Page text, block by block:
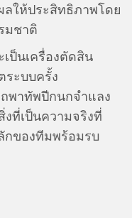
ลให้ประสิทธิภาพโดย
มชาติ
ป็นเครื่องตัดสิน
ระบบครั้ง
พาทัพปีกนกจำแลง
งที่เป็นความจริงที่
กของทีมพร้อมรบ